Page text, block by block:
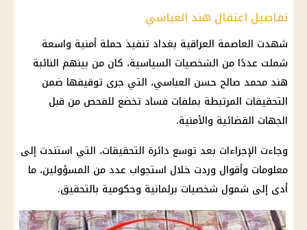
تفاصيل اعتقال هند العباسي
شهدت العاصمة العراقية بغداد تنفيذ حملة أمنية واسعة
شملت عددًا من الشخصيات السياسية، كان من بينهم النائبة
هند محمد صالح حسن العباسي، التي جرى توقيفها ضمن
التحقيقات المرتبطة بملفات فساد تخضع للفحص من قبل
الجهات القضائية والأمنية.
وجاءت الإجراءات بعد توسع دائرة التحقيقات، التي استندت إلى
معلومات وأقوال وردت خلال استجواب عدد من المسؤولين، ما
أدى إلى شمول شخصيات برلمانية وحكومية بالتحقيق.